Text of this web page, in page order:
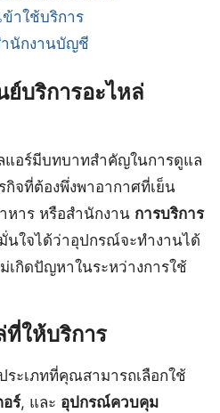
าใช้บริการ
นักงานบัญชี
บริการอะไหล่
แอร์มีบทบาทสำคัญในการดูแล
กิจที่ต้องพึ่งพาอากาศที่เย็น
หาร หรือสำนักงาน การบริการ
นใจได้ว่าอุปกรณ์จะทำงานได้
เกิดปัญหาในระหว่างการใช้
ที่ให้บริการ
ะเภทที่คุณสามารถเลือกใช้
อร์, และ อุปกรณ์ควบคุม